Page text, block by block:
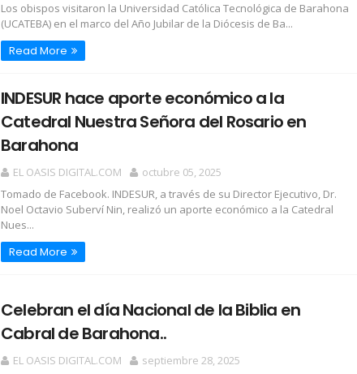
Los obispos visitaron la Universidad Católica Tecnológica de Barahona
(UCATEBA) en el marco del Año Jubilar de la Diócesis de Ba...
Read More
INDESUR hace aporte económico a la
Catedral Nuestra Señora del Rosario en
Barahona
EL OASIS DIGITAL.COM
octubre 05, 2025
Tomado de Facebook. INDESUR, a través de su Director Ejecutivo, Dr.
Noel Octavio Suberví Nin, realizó un aporte económico a la Catedral
Nues...
Read More
Celebran el día Nacional de la Biblia en
Cabral de Barahona..
EL OASIS DIGITAL.COM
septiembre 28, 2025